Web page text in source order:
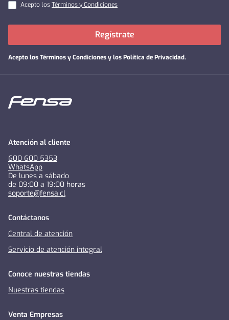
Acepto losTérminos y Condiciones
Acepto losTérminos y Condiciones y los Política de Privacidad.
Regístrate
Atención al cliente
600 600 5353
WhatsApp
De lunes a sábado
de 09:00 a 19:00 horas
soporte@fensa.cl
Contáctanos
Central de atención
Servicio de atención integral
Conoce nuestras tiendas
Nuestras tiendas
Venta Empresas